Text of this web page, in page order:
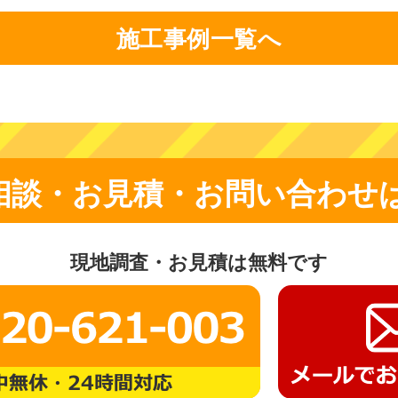
施工事例一覧へ
談・お見積・お問い合わせ
現地調査・お見積は無料です